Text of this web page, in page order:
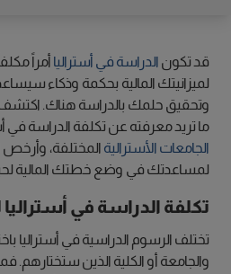
قد تكون الدراسة في أستراليا أمراً
لميزانيتك المالية بحكمة وذكاء
وتحقيق حلمك بالدراسة هناك.
ما تريد معرفته عن تكلفة الدراسة في
الجامعات الأسترالية المختلفة، وأرخص
لمساعدتك في وضع خطتك المالية
تكلفة الدراسة في
تختلف الرسوم الدراسية في أستراليا
والجامعة أو الكلية الذين ستختارهم.